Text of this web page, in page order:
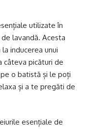
utilizate în
lavandă. Acesta
inducerea unui
câteva picături de
o batistă și le poți
și a te pregăti de
esențiale de